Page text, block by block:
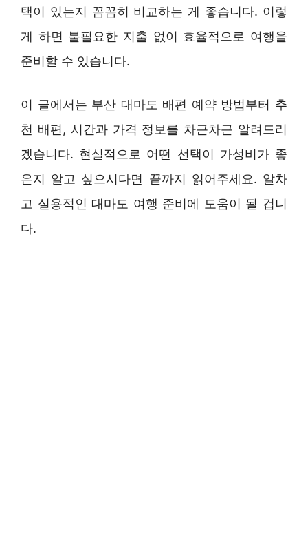
택이 있는지 꼼꼼히 비교하는 게 좋습니다. 이렇
게 하면 불필요한 지출 없이 효율적으로 여행을
준비할 수 있습니다.
이 글에서는 부산 대마도 배편 예약 방법부터 추
천 배편, 시간과 가격 정보를 차근차근 알려드리
겠습니다. 현실적으로 어떤 선택이 가성비가 좋
은지 알고 싶으시다면 끝까지 읽어주세요. 알차
고 실용적인 대마도 여행 준비에 도움이 될 겁니
다.